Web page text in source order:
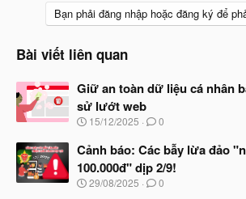
Bạn phải đăng nhập hoặc đăng ký để
Bài viết liên quan
Giữ an toàn dữ liệu cá nhân
sử lướt web
N
à
y
b
ắ
15/12/2025 0
Cảnh báo: Các bẫy lừa đảo
100.000đ" dịp 2/9!
N
29/08/2025 0